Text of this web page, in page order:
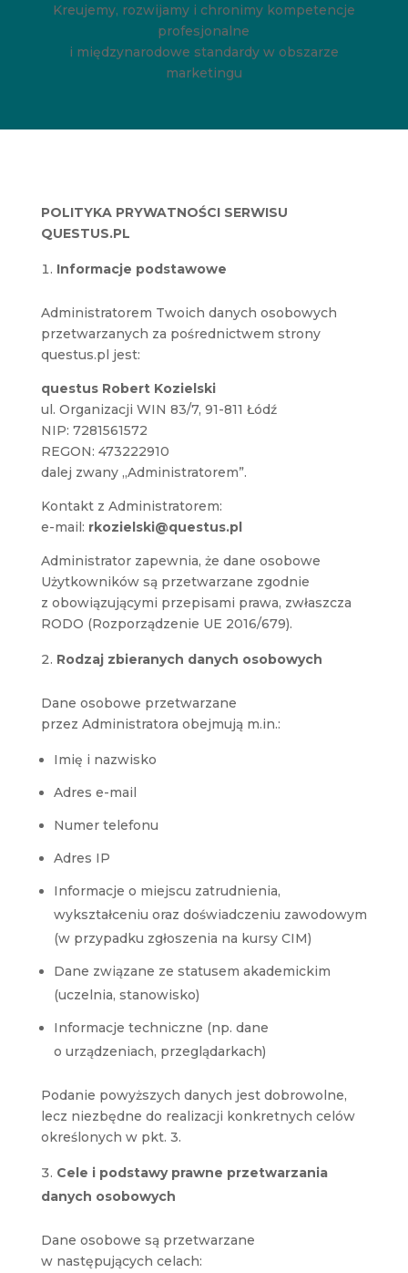
Kreujemy, rozwijamy i chronimy kompetencje
profesjonalne
i międzynarodowe standardy w obszarze
marketingu
POLITYKA PRYWATNOŚCI SERWISU
QUESTUS.PL
Informacje podstawowe
Administratorem Twoich danych osobowych
przetwarzanych za pośrednictwem strony
questus.pl jest:
questus Robert Kozielski
ul. Organizacji WIN 83/7, 91-811 Łódź
NIP: 7281561572
REGON: 473222910
dalej zwany „Administratorem”.
Kontakt z Administratorem:
e-mail: rkozielski@questus.pl
Administrator zapewnia, że dane osobowe
Użytkowników są przetwarzane zgodnie
z obowiązującymi przepisami prawa, zwłaszcza
RODO (Rozporządzenie UE 2016/679).
Rodzaj zbieranych danych osobowych
Dane osobowe przetwarzane
przez Administratora obejmują m.in.:
Imię i nazwisko
Adres e-mail
Numer telefonu
Adres IP
Informacje o miejscu zatrudnienia,
wykształceniu oraz doświadczeniu zawodowym
(w przypadku zgłoszenia na kursy CIM)
Dane związane ze statusem akademickim
(uczelnia, stanowisko)
Informacje techniczne (np. dane
o urządzeniach, przeglądarkach)
Podanie powyższych danych jest dobrowolne,
lecz niezbędne do realizacji konkretnych celów
określonych w pkt. 3.
Cele i podstawy prawne przetwarzania
danych osobowych
Dane osobowe są przetwarzane
w następujących celach: